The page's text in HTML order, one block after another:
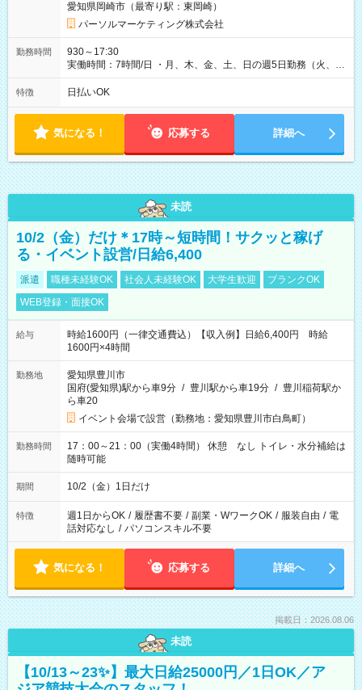
愛知県岡崎市（最寄り駅：東岡崎）
パーソルマーケティング株式会社
勤務時間
930～17:30
実働時間：7時間/日 ・月、木、金、土、日の週5日勤務（火、水
は固定休です／夏季、年末年始等、長期休暇有り！） ・ワンシ
フト！ 残業ほぼナシ（0～5h/月）
特徴 日払いOK
気になる！ 応募する 詳細へ
未読
10/2（金）だけ＊17時～短時間！サクッと稼げ
る・イベント設営/日給6,400
派遣 職種未経験OK 社会人未経験OK 大学生歓迎
ブランクOK
WEB登録・面接OK
給与
時給1600円（一律交通費込）【収入例】日給6,400円 時給
1600円×4時間
勤務地
愛知県豊川市
国府(愛知県)駅から車9分 / 豊川駅から車19分 / 豊川稲荷駅か
ら車20
イベント会場で設営（勤務地：愛知県豊川市白鳥町）
勤務時間
17：00～21：00（実働4時間） 休憩 なし トイレ・水分補給は
随時可能
期間 10/2（金）1日だけ
特徴 週1日からOK / 履歴書不要 / 副業・WワークOK / 服装自由 / 電
話対応なし / パソコンスキル不要
気になる！ 応募する 詳細へ
掲載日：2026.08.06
未読
【10/13～23✨】最大日給25000円／1日OK／ア